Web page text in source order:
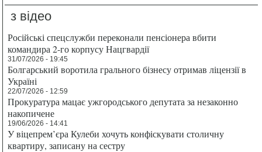
з відео
Російські спецслужби переконали пенсіонера вбити
командира 2-го корпусу Нацгвардії
31/07/2026 - 19:45
Болгарський воротила грального бізнесу отримав ліцензії в
Україні
22/07/2026 - 12:59
Прокуратура мацає ужгородського депутата за незаконно
накопичене
19/06/2026 - 14:41
У віцепрем’єра Кулеби хочуть конфіскувати столичну
квартиру, записану на сестру